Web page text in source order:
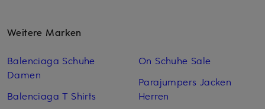
Weitere Marken
Balenciaga Schuhe
Damen
Balenciaga T Shirts
On Schuhe Sale
Parajumpers Jacken
Herren